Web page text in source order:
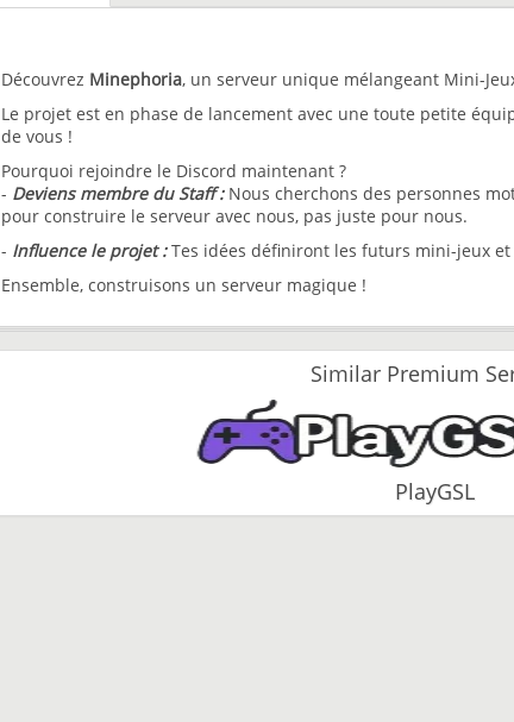
Découvrez Minephoria, un serveur unique mélangeant Mini-
Le projet est en phase de lancement avec une toute petite
de vous !
Pourquoi rejoindre le Discord maintenant ?
- Deviens membre du Staff :Nous cherchons des personnes
pour construire le serveur avec nous, pas juste pour nous.
- Influence le projet :Tes idées définiront les futurs mini-jeux
Ensemble, construisons un serveur magique !
Similar Premium
PlayGSL